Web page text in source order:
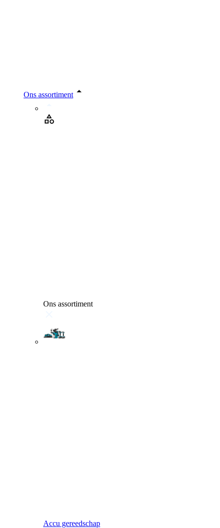
Ons assortiment
Ons assortiment
Accu gereedschap